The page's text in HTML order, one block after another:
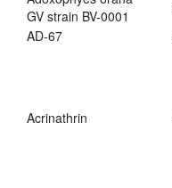
GV strain BV-0001
AD-67
Acrinathrin